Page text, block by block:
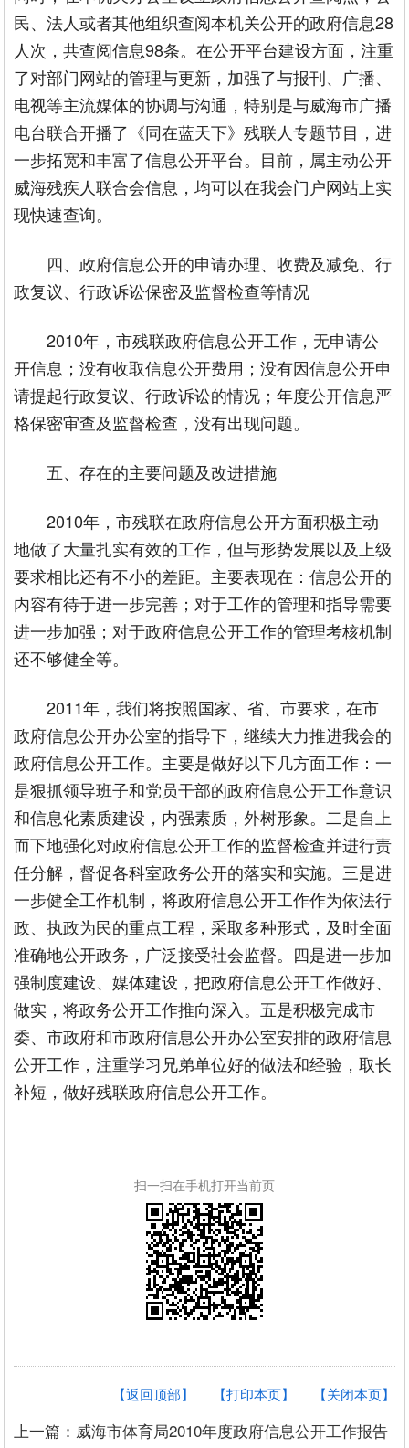
民、法人或者其他组织查阅本机关公开的政府信息28
人次，共查阅信息98条。在公开平台建设方面，注重
了对部门网站的管理与更新，加强了与报刊、广播、
电视等主流媒体的协调与沟通，特别是与威海市广播
电台联合开播了《同在蓝天下》残联人专题节目，进
一步拓宽和丰富了信息公开平台。目前，属主动公开
威海残疾人联合会信息，均可以在我会门户网站上实
现快速查询。
四、政府信息公开的申请办理、收费及减免、行
政复议、行政诉讼保密及监督检查等情况
2010年，市残联政府信息公开工作，无申请公
开信息；没有收取信息公开费用；没有因信息公开申
请提起行政复议、行政诉讼的情况；年度公开信息严
格保密审查及监督检查，没有出现问题。
五、存在的主要问题及改进措施
2010年，市残联在政府信息公开方面积极主动
地做了大量扎实有效的工作，但与形势发展以及上级
要求相比还有不小的差距。主要表现在：信息公开的
内容有待于进一步完善；对于工作的管理和指导需要
进一步加强；对于政府信息公开工作的管理考核机制
还不够健全等。
2011年，我们将按照国家、省、市要求，在市
政府信息公开办公室的指导下，继续大力推进我会的
政府信息公开工作。主要是做好以下几方面工作：一
是狠抓领导班子和党员干部的政府信息公开工作意识
和信息化素质建设，内强素质，外树形象。二是自上
而下地强化对政府信息公开工作的监督检查并进行责
任分解，督促各科室政务公开的落实和实施。三是进
一步健全工作机制，将政府信息公开工作作为依法行
政、执政为民的重点工程，采取多种形式，及时全面
准确地公开政务，广泛接受社会监督。四是进一步加
强制度建设、媒体建设，把政府信息公开工作做好、
做实，将政务公开工作推向深入。五是积极完成市
委、市政府和市政府信息公开办公室安排的政府信息
公开工作，注重学习兄弟单位好的做法和经验，取长
补短，做好残联政府信息公开工作。
扫一扫在手机打开当前页
【关闭本页】
【打印本页】
【返回顶部】
上一篇：威海市体育局2010年度政府信息公开工作报告